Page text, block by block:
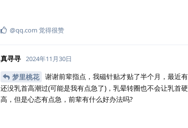
@qq.​com 觉得很赞
真寻寻 2024年11月30日
梦里桃花
谢谢前辈指点，我磁针贴才贴了半个月，最近
还没乳首高潮过(可能是我有点急了)，乳晕转圈也不会让乳首
高，但是心态有点急，前辈有什么好办法吗?